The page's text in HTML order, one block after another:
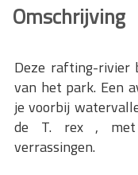
Omschrijving
Deze rafting-rivier
van het park. Een
je voorbij
de T. rex , met
verrassingen.